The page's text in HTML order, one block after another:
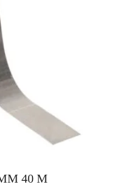
40 M